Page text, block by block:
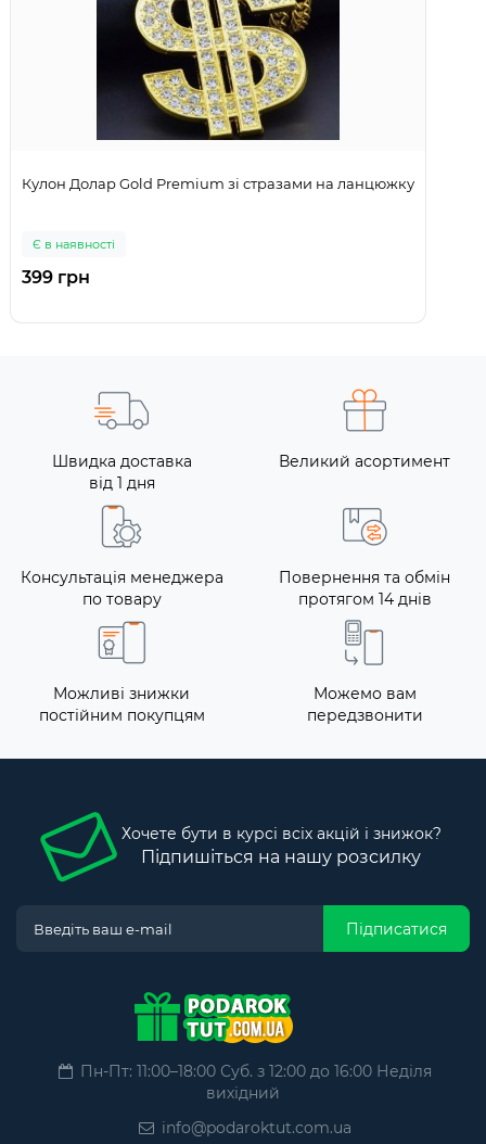
Кулон Долар Gold Premium зі стразами на ланцюжку
Є в наявності
399 грн
Швидка доставка
від 1 дня
Великий асортимент
Консультація менеджера
по товару
Повернення та обмін
протягом 14 днів
Можливі знижки
постійним покупцям
Можемо вам
передзвонити
Хочете бути в курсі всіх акцій і знижок?
Підпишіться на нашу розсилку
Підписатися
Пн-Пт: 11:00–18:00 Суб. з 12:00 до 16:00 Неділя
вихідний
info@podaroktut.com.ua